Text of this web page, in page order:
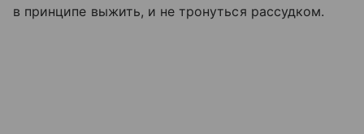
в принципе выжить, и не тронуться рассудком.